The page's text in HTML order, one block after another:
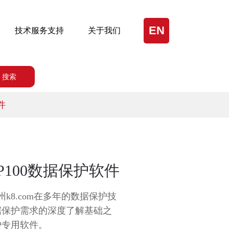
技术服务支持 关于我们 EN
搜索
数据保护软件
k8.com在多年的数据保护技
护需求的深度了解基础之
用软件。